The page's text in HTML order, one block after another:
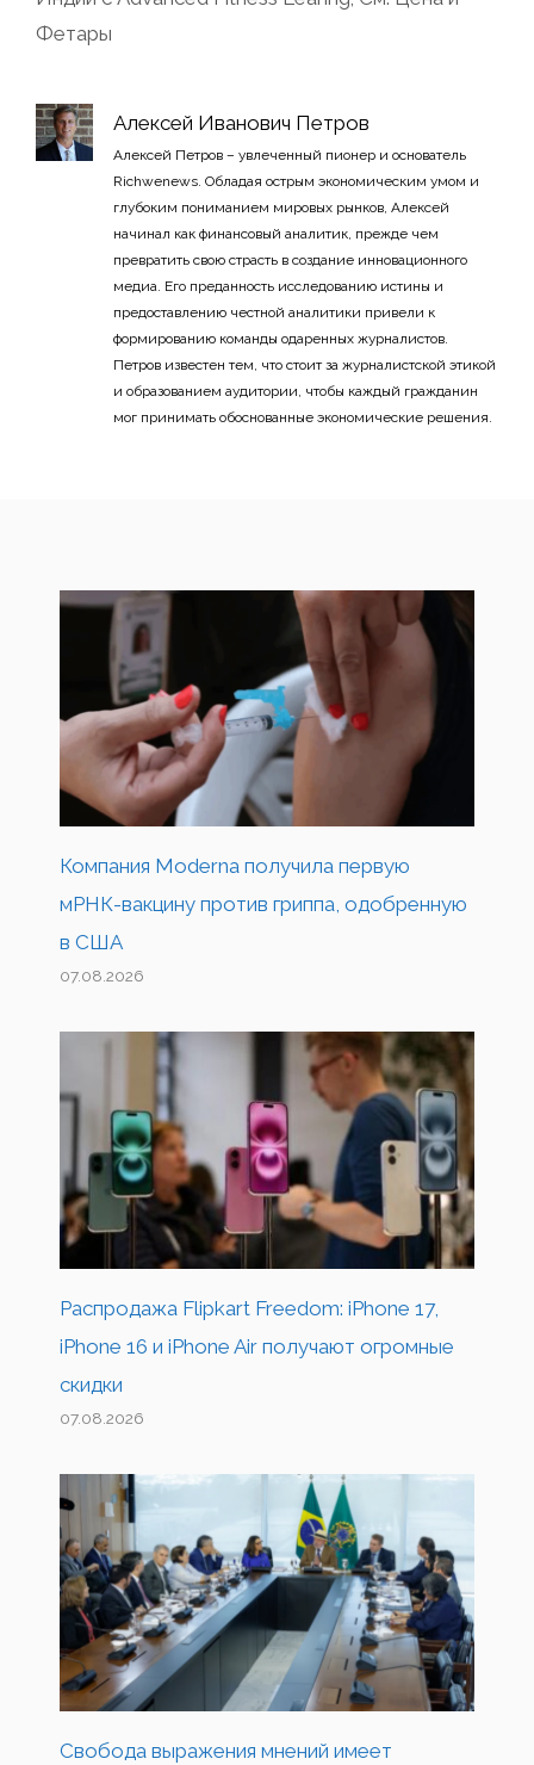
Фетары
Алексей Иванович Петров
Алексей Петров – увлеченный пионер и основатель
Richwenews. Обладая острым экономическим умом и
глубоким пониманием мировых рынков, Алексей
начинал как финансовый аналитик, прежде чем
превратить свою страсть в создание инновационного
медиа. Его преданность исследованию истины и
предоставлению честной аналитики привели к
формированию команды одаренных журналистов.
Петров известен тем, что стоит за журналистской этикой
и образованием аудитории, чтобы каждый гражданин
мог принимать обоснованные экономические решения.
Компания Moderna получила первую
мРНК-вакцину против гриппа, одобренную
в США
07.08.2026
Распродажа Flipkart Freedom: iPhone 17,
iPhone 16 и iPhone Air получают огромные
скидки
07.08.2026
Свобода выражения мнений имеет